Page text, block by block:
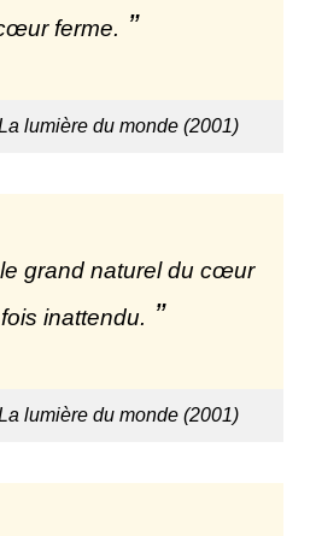
ferme.
lumière du monde (2001)
grand naturel du cœur
inattendu.
lumière du monde (2001)